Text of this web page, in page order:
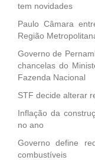
tem novidades
Paulo Câmara
Região
Governo de
chancelas do
Fazenda Nacional
STF decide alterar
Inflação da
no ano
Governo define
combustíveis